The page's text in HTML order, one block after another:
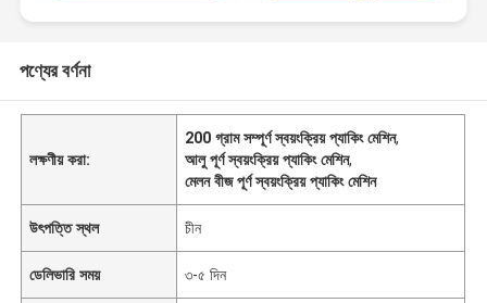
পণ্যের বর্ণনা
লক্ষণীয় করা:
200 গ্রাম সম্পূর্ণ স্বয়ংক্রিয় প্যাকিং মেশিন,
আলু পূর্ণ স্বয়ংক্রিয় প্যাকিং মেশিন,
মেলন বীজ পূর্ণ স্বয়ংক্রিয় প্যাকিং মেশিন
উৎপত্তি স্থল চীন
ডেলিভারি সময় ৩-৫ দিন